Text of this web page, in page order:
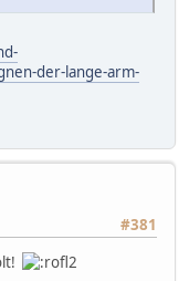
der-lange-arm-
#381